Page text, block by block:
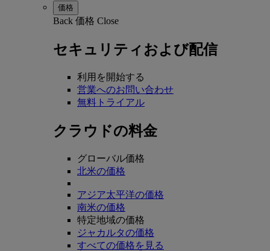
価格
Back 価格 Close
セキュリティおよび配信
利用を開始する
営業へのお問い合わせ
無料トライアル
クラウドの料金
グローバル価格
北米の価格
アジア太平洋の価格
南米の価格
特定地域の価格
ジャカルタの価格
すべての価格を見る